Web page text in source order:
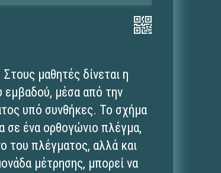
μαθητές δίνεται η
εμβαδού, μέσα από την
υπό συνθήκες. Το σχήμα
σε ένα ορθογώνιο πλέγμα,
του πλέγματος, αλλά και
μέτρησης, μπορεί να